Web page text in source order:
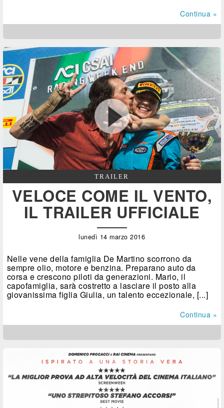
Continua »
TRAILER
VELOCE COME IL VENTO,
IL TRAILER UFFICIALE
lunedì 14 marzo 2016
Nelle vene della famiglia De Martino scorrono da
sempre olio, motore e benzina. Preparano auto da
corsa e crescono piloti da generazioni. Mario, il
capofamiglia, sarà costretto a lasciare il posto alla
giovanissima figlia Giulia, un talento eccezionale, [...]
Continua »